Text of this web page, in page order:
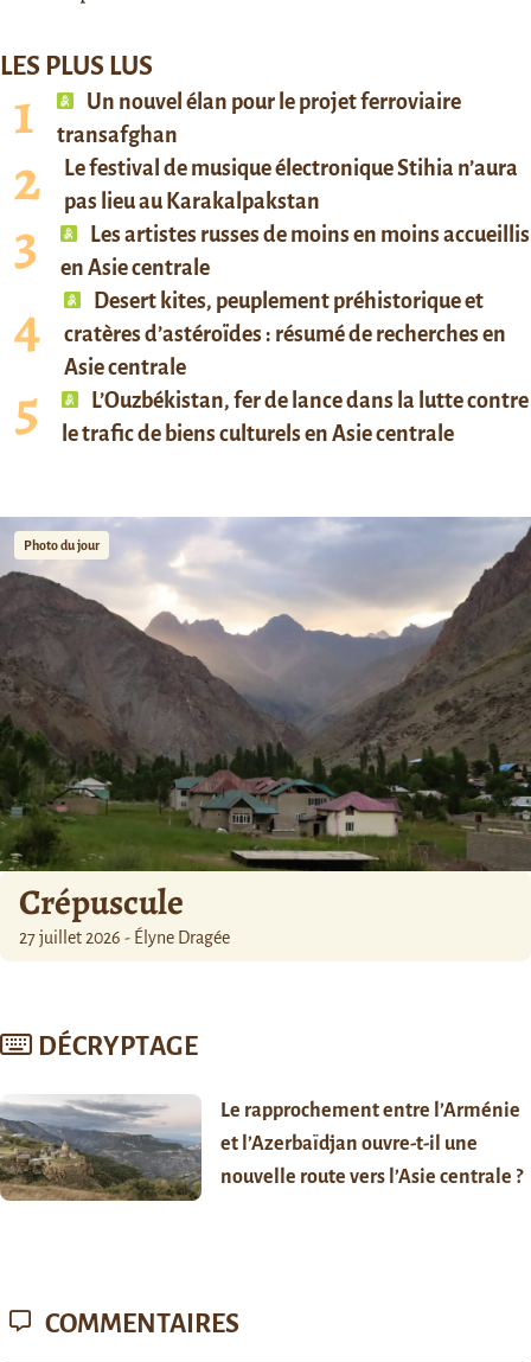
LES PLUS LUS
Un nouvel élan pour le projet ferroviaire
transafghan
Le festival de musique électronique Stihia n’aura
pas lieu au Karakalpakstan
Les artistes russes de moins en moins accueillis
en Asie centrale
Desert kites, peuplement préhistorique et
cratères d’astéroïdes : résumé de recherches en
Asie centrale
L’Ouzbékistan, fer de lance dans la lutte contre
le trafic de biens culturels en Asie centrale
Photo du jour
Crépuscule
27 juillet 2026 - Élyne Dragée
DÉCRYPTAGE
Le rapprochement entre l’Arménie
et l’Azerbaïdjan ouvre-t-il une
nouvelle route vers l’Asie centrale ?
COMMENTAIRES